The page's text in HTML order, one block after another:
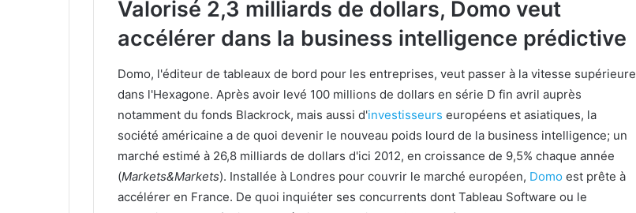
Valorisé 2,3 milliards de dollars, Domo veut
accélérer dans la business intelligence prédictive
Domo, l'éditeur de tableaux de bord pour les entreprises, veut passer à la vitesse supérieure
dans l'Hexagone. Après avoir levé 100 millions de dollars en série D fin avril auprès
notamment du fonds Blackrock, mais aussi d'investisseurs européens et asiatiques, la
société américaine a de quoi devenir le nouveau poids lourd de la business intelligence; un
marché estimé à 26,8 milliards de dollars d'ici 2012, en croissance de 9,5% chaque année
(Markets&Markets). Installée à Londres pour couvrir le marché européen, Domo est prête à
accélérer en France. De quoi inquiéter ses concurrents dont Tableau Software ou le